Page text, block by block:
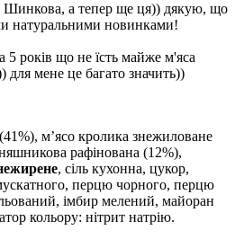
Шинкова, а тепер ще ця)) дякую, що
натуральними новинками!
років що не їсть майже м'яса
мене це багато значить))
м’ясо кролика знежиловане
рафінована (12%),
, сіль кухонна, цукор,
перцю чорного, перцю
імбир мелений, майоран
кольору: нітрит натрію.